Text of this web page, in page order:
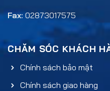
Fax: 02873017575
CHĂM SÓC KHÁCH
Chính sách bảo mật
Chính sách giao hàng